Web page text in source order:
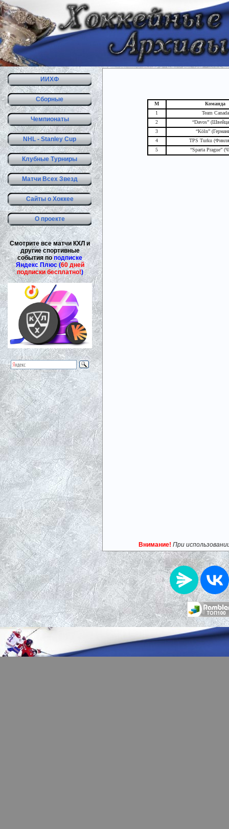
ИИХФ
Сборные
Чемпионаты
NHL - Stanley Cup
Клубные Турниры
Матчи Всех Звезд
Сайты о Хоккее
О проекте
Смотрите все матчи КХЛ и
другие спортивные
события поподписке
Яндекс Плюс (60 дней
подписки бесплатно!)
М
Команда
1
Team Canada
2
“Davos”
3
“Köln”
4
TPS Turku
5
“Sparta Prague”
Внимание! При